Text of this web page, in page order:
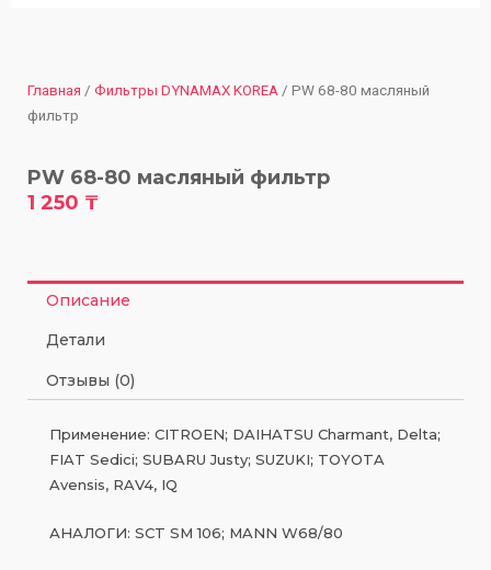
Главная / Фильтры DYNAMAX KOREA / PW 68-80 масляный
фильтр
PW 68-80 масляный фильтр
1 250 ₸
Описание
Детали
Отзывы (0)
Применение: CITROEN; DAIHATSU Charmant, Delta;
FIAT Sedici; SUBARU Justy; SUZUKI; TOYOTA
Avensis, RAV4, IQ
АНАЛОГИ: SCT SM 106; MANN W68/80